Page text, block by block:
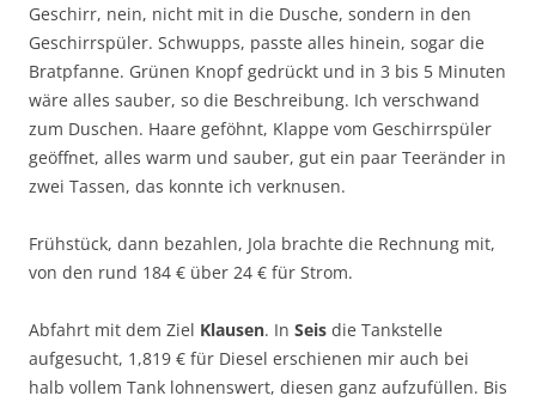
Geschirr, nein, nicht mit in die Dusche, sondern in den
Geschirrspüler. Schwupps, passte alles hinein, sogar die
Bratpfanne. Grünen Knopf gedrückt und in 3 bis 5 Minuten
wäre alles sauber, so die Beschreibung. Ich verschwand
zum Duschen. Haare geföhnt, Klappe vom Geschirrspüler
geöffnet, alles warm und sauber, gut ein paar Teeränder in
zwei Tassen, das konnte ich verknusen.
Frühstück, dann bezahlen, Jola brachte die Rechnung mit,
von den rund 184 € über 24 € für Strom.
Abfahrt mit dem Ziel Klausen. In Seis die Tankstelle
aufgesucht, 1,819 € für Diesel erschienen mir auch bei
halb vollem Tank lohnenswert, diesen ganz aufzufüllen. Bis